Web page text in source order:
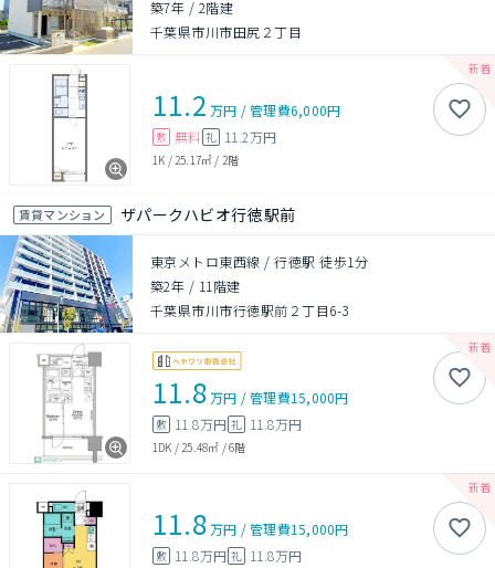
築7年 / 2階建
千葉県市川市田尻２丁目
11.2 万円 /管理費6,000円
敷 無料 礼 11.2万円
1K / 25.17㎡ / 2階
賃貸マンション ザパークハビオ行徳駅前
東京メトロ東西線 / 行徳駅 徒歩1分
築2年 / 11階建
千葉県市川市行徳駅前２丁目6-3
11.8万円 /管理費15,000円
敷 11.8万円 礼 11.8万円
1DK /25.48㎡ /6階
11.8万円 /管理費15,000円
敷 11.8万円 礼 11.8万円